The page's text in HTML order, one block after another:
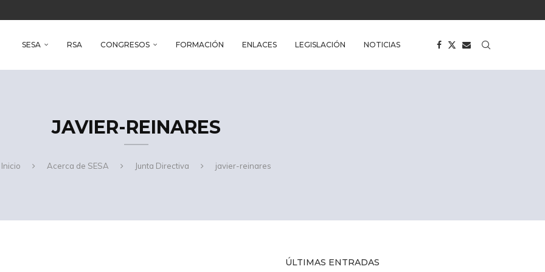
Iberoamericano de Salud Ambiental
SESA
RSA CONGRESOS FORMACIÓN ENLACES LEGISLACIÓN NOTICIAS
JAVIER-REINARES
Inicio Acerca de SESA Junta Directiva javier-reinares
ÚLTIMAS ENTRADAS